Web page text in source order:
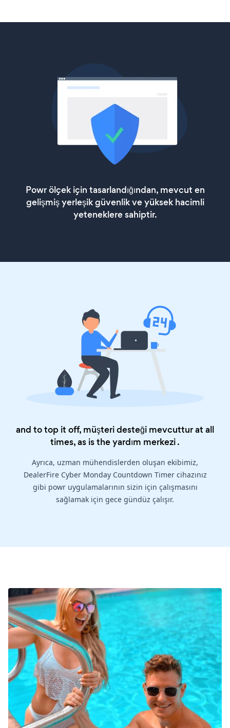
Powr ölçek için tasarlandığından, mevcut en
gelişmiş yerleşik güvenlik ve yüksek hacimli
yeteneklere sahiptir.
and to top it off, müşteri desteği mevcuttur at all
times, as is theyardım merkezi.
Ayrıca, uzman mühendislerden oluşan ekibimiz,
DealerFire Cyber Monday Countdown Timer cihazınız
gibi powr uygulamalarının sizin için çalışmasını
sağlamak için gece gündüz çalışır.